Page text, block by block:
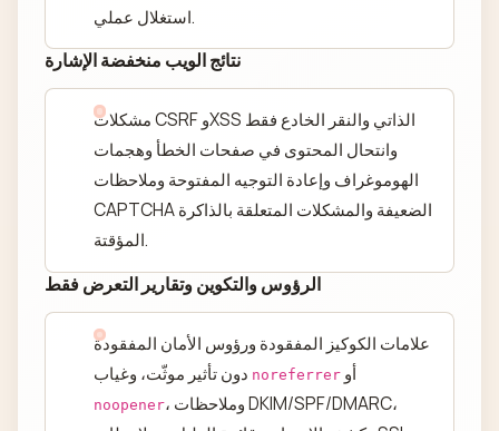
استغلال عملي.
نتائج الويب منخفضة الإشارة
مشكلات CSRF وXSS الذاتي والنقر الخادع فقط
وانتحال المحتوى في صفحات الخطأ وهجمات
الهوموغراف وإعادة التوجيه المفتوحة وملاحظات
CAPTCHA الضعيفة والمشكلات المتعلقة بالذاكرة
المؤقتة.
الرؤوس والتكوين وتقارير التعرض فقط
علامات الكوكيز المفقودة ورؤوس الأمان المفقودة
noreferrer أو
noopener، وملاحظات DKIM/SPF/DMARC،